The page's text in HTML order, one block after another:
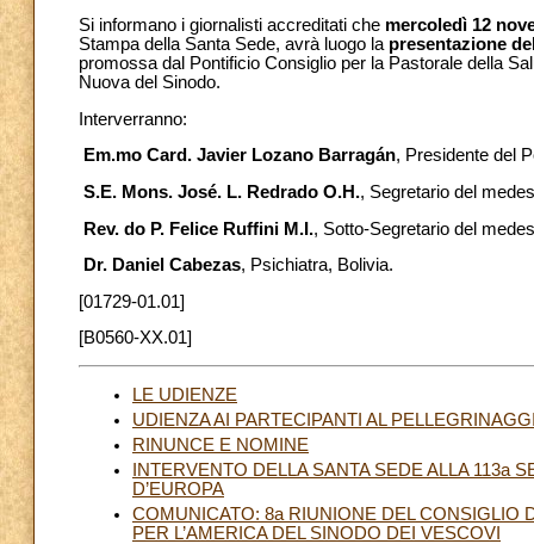
Si informano i giornalisti accreditati che mercoledì 12
Stampa della Santa Sede, avrà luogo la presentazione
promossa dal Pontificio Consiglio per la Pastorale della
Nuova del Sinodo.
Interverranno:
Em.mo Card. Javier Lozano Barragán, Presidente del
S.E. Mons. José. L. Redrado O.H., Segretario del
Rev. do P. Felice Ruffini M.I., Sotto-Segretario del
Dr. Daniel Cabezas, Psichiatra, Bolivia.
[01729-01.01]
[B0560-XX.01]
LE UDIENZE
UDIENZA AI PARTECIPANTI AL
RINUNCE E NOMINE
INTERVENTO DELLA SANTA SEDE ALLA 113a
D’EUROPA
COMUNICATO: 8a RIUNIONE DEL CONSIGLIO
PER L’AMERICA DEL SINODO DEI VESCOVI